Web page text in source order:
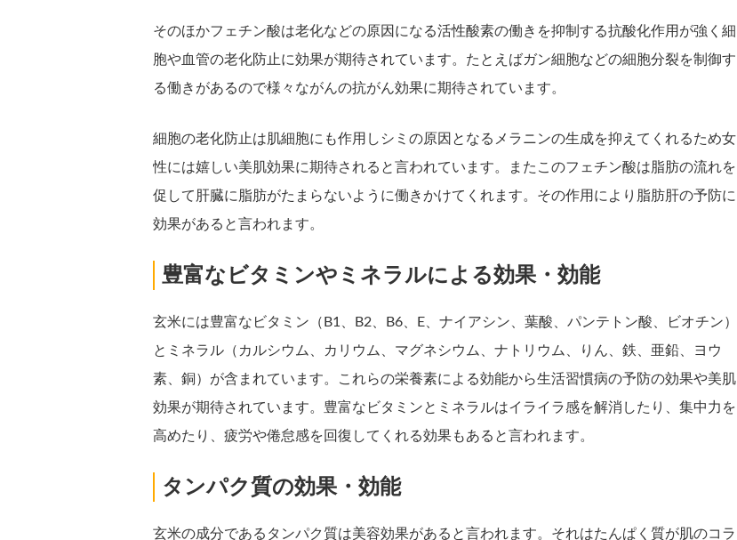
そのほかフェチン酸は老化などの原因になる活性酸素の働きを抑制する抗酸化作用が強く細
胞や血管の老化防止に効果が期待されています。たとえばガン細胞などの細胞分裂を制御す
る働きがあるので様々ながんの抗がん効果に期待されています。
細胞の老化防止は肌細胞にも作用しシミの原因となるメラニンの生成を抑えてくれるため女
性には嬉しい美肌効果に期待されると言われています。またこのフェチン酸は脂肪の流れを
促して肝臓に脂肪がたまらないように働きかけてくれます。その作用により脂肪肝の予防に
効果があると言われます。
豊富なビタミンやミネラルによる効果・効能
玄米には豊富なビタミン（B1、B2、B6、E、ナイアシン、葉酸、パンテトン酸、ビオチン）
とミネラル（カルシウム、カリウム、マグネシウム、ナトリウム、りん、鉄、亜鉛、ヨウ
素、銅）が含まれています。これらの栄養素による効能から生活習慣病の予防の効果や美肌
効果が期待されています。豊富なビタミンとミネラルはイライラ感を解消したり、集中力を
高めたり、疲労や倦怠感を回復してくれる効果もあると言われます。
タンパク質の効果・効能
玄米の成分であるタンパク質は美容効果があると言われます。それはたんぱく質が肌のコラ